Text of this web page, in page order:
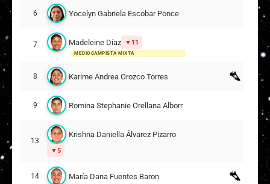
6 Yocelyn Gabriela Escobar Ponce
7 Madeleine Díaz 11
MEDIOCAMPISTA MIXTA
8 Karime Andrea Orozco Torres
9 Romina Stephanie Orellana Albornoz
13
Krishna Daniella Álvarez Pizarro
5
14 María Dana Fuentes Baron